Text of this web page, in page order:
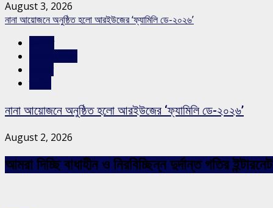
August 3, 2026
নানা আয়োজনে অনুষ্ঠিত হলো আরইউজের ‘ফ্যামিলি ডে-২০২৬’
নানা আয়োজনে অনুষ্ঠিত হলো আরইউজের ‘ফ্যামিলি ডে-২০২৬’
August 2, 2026
আমরা দিচ্ছি বাধাহীন ও নিরবিচ্ছিন্ন দুর্দান্ত গতির